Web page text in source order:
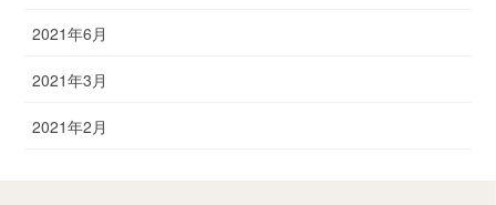
2021年6月
2021年3月
2021年2月